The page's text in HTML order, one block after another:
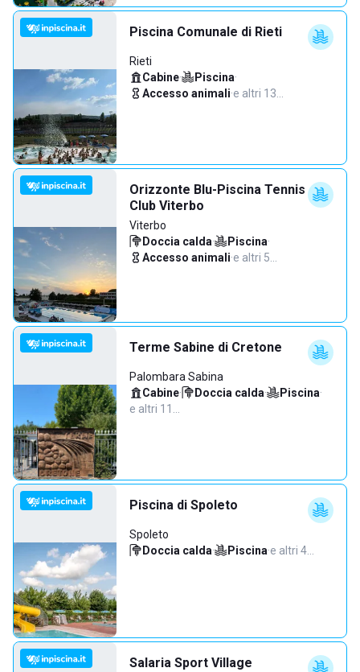
Piscina Comunale di Rieti
Rieti
Cabine· Piscina·
Accesso animali·e altri 13…
Orizzonte Blu-Piscina Tennis
Club Viterbo
Viterbo
Doccia calda· Piscina·
Accesso animali·e altri 5…
Terme Sabine di Cretone
Palombara Sabina
Cabine· Doccia calda· Piscina·
e altri 11…
Piscina di Spoleto
Spoleto
Doccia calda· Piscina·e altri 4…
Salaria Sport Village